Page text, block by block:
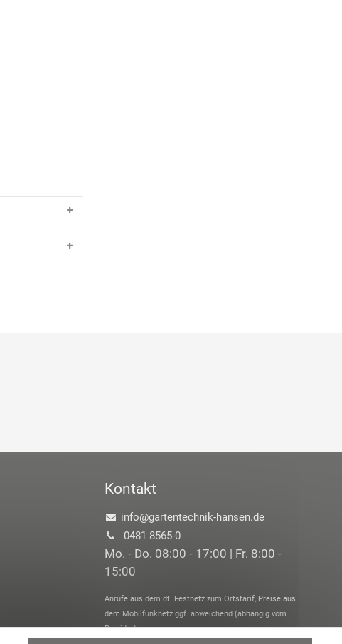
Kontakt
info@gartentechnik-hansen.de
0481 8565-0
Mo. - Do. 08:00 - 17:00 | Fr. 8:00 -
15:00
Anrufe aus dem dt. Festnetz zum Ortstarif, Preise aus
dem Mobilfunknetz ggf. abweichend (abhängig vom
Provider).